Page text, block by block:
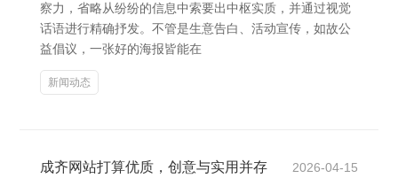
察力，省略从纷纷的信息中索要出中枢实质，并通过视觉
话语进行精确抒发。不管是生意告白、活动宣传，如故公
益倡议，一张好的海报皆能在
新闻动态
成齐网站打算优质，创意与实用并存 2026-04-15